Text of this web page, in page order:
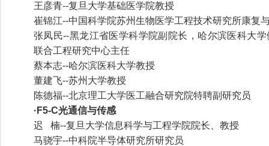
王彦青--复旦大学基础医学院教授
崔锦江--中国科学院苏州生物医学工程技术研究所康复
张凤民--黑龙江省医学科学院副院长，哈尔滨医科大
联合工程研究中心主任
蔡本志--哈尔滨医科大学教授
董建飞--苏州大学教授
陈德福--北京理工大学医工融合研究院特聘副研究员
·F5-C光通信与传感
迟 楠--复旦大学信息科学与工程学院院长、教授
马骁宇--中科院半导体研究所研究员